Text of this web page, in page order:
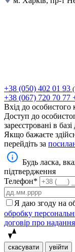
+38 (050) 402 01 93
+38 (067) 720 70 77
Вхід до особистого
Доступ до
зареєстровані в
Якщо бажаєте
перейдіть за
Будь ласка,
підтвердження
Телефон*
Я даю згоду на
обробку
договір про
скасувати увійти